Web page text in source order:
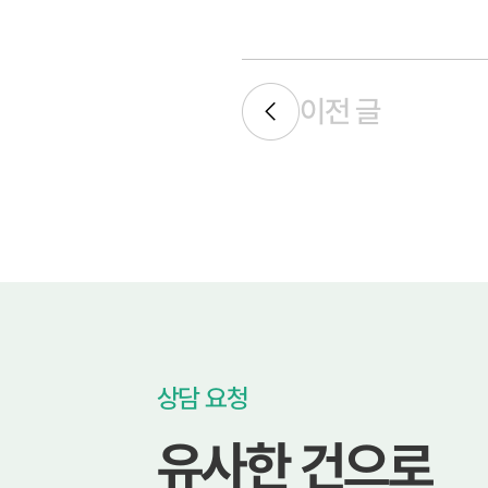
이전 글
상담 요청
유사한 건으로